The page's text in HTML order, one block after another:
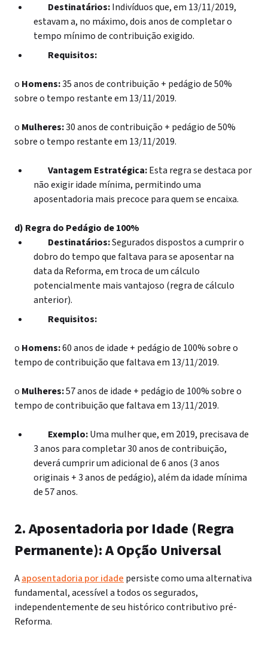
Destinatários:Indivíduos que, em 13/11/2019,
estavam a, no máximo, dois anos de completar o
tempo mínimo de contribuição exigido.
Requisitos:
o Homens:35 anos de contribuição + pedágio de 50%
sobre o tempo restante em 13/11/2019.
o Mulheres:30 anos de contribuição + pedágio de 50%
sobre o tempo restante em 13/11/2019.
Vantagem Estratégica:Esta regra se destaca por
não exigir idade mínima, permitindo uma
aposentadoria mais precoce para quem se encaixa.
d) Regra do Pedágio de 100%
Destinatários:Segurados dispostos a cumprir o
dobro do tempo que faltava para se aposentar na
data da Reforma, em troca de um cálculo
potencialmente mais vantajoso (regra de cálculo
anterior).
Requisitos:
o Homens:60 anos de idade + pedágio de 100% sobre o
tempo de contribuição que faltava em 13/11/2019.
o Mulheres:57 anos de idade + pedágio de 100% sobre o
tempo de contribuição que faltava em 13/11/2019.
Exemplo:Uma mulher que, em 2019, precisava de
3 anos para completar 30 anos de contribuição,
deverá cumprir um adicional de 6 anos (3 anos
originais + 3 anos de pedágio), além da idade mínima
de 57 anos.
2. Aposentadoria por Idade (Regra
Permanente): A Opção Universal
Aaposentadoria por idade persiste como uma alternativa
fundamental, acessível a todos os segurados,
independentemente de seu histórico contributivo pré-
Reforma.